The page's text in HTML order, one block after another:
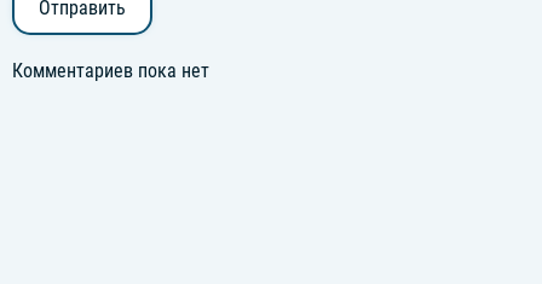
Отправить
Комментариев пока нет